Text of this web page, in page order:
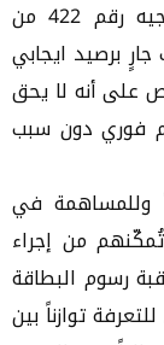
استخدام النقد. لهذا السبب يتطرق التوجيه رقم 422 من
برصيد ايجابي
على أنه لا يحق
فوري دون سبب
وللمساهمة في
من إجراء
رسوم البطاقة
للتعرفة توازناً بين